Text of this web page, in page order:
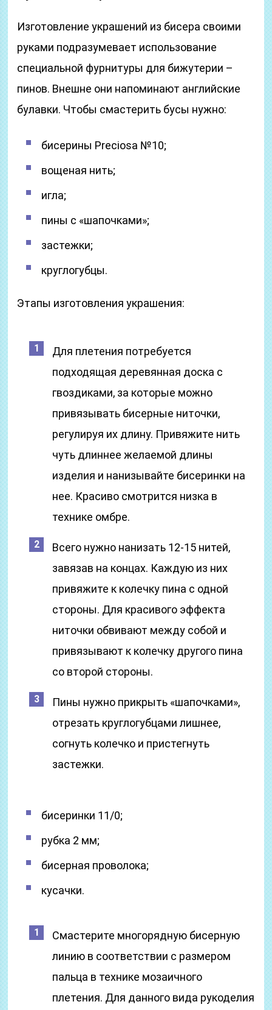
Изготовление украшений из бисера своими
руками подразумевает использование
специальной фурнитуры для бижутерии –
пинов. Внешне они напоминают английские
булавки. Чтобы смастерить бусы нужно:
бисерины Preciosa №10;
вощеная нить;
игла;
пины с «шапочками»;
застежки;
круглогубцы.
Этапы изготовления украшения:
Для плетения потребуется
подходящая деревянная доска с
гвоздиками, за которые можно
привязывать бисерные ниточки,
регулируя их длину. Привяжите нить
чуть длиннее желаемой длины
изделия и нанизывайте бисеринки на
нее. Красиво смотрится низка в
технике омбре.
Всего нужно нанизать 12-15 нитей,
завязав на концах. Каждую из них
привяжите к колечку пина с одной
стороны. Для красивого эффекта
ниточки обвивают между собой и
привязывают к колечку другого пина
со второй стороны.
Пины нужно прикрыть «шапочками»,
отрезать круглогубцами лишнее,
согнуть колечко и пристегнуть
застежки.
бисеринки 11/0;
рубка 2 мм;
бисерная проволока;
кусачки.
Смастерите многорядную бисерную
линию в соответствии с размером
пальца в технике мозаичного
плетения. Для данного вида рукоделия